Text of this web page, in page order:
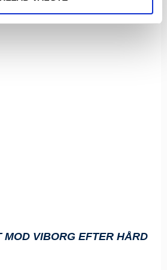
MOD VIBORG EFTER HÅRD